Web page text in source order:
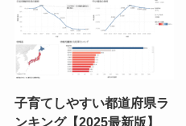
子育てしやすい都道府県ラ
ンキング【2025最新版】